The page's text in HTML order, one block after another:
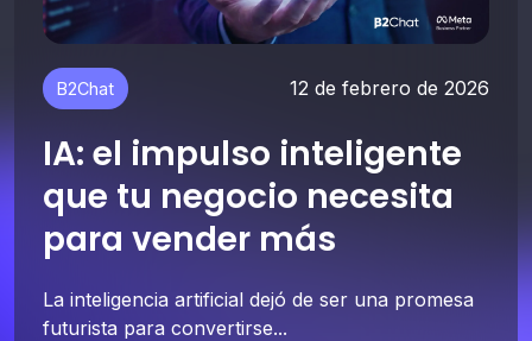
B2Chat 12 de febrero de 2026
IA: el impulso inteligente
que tu negocio necesita
para vender más
La inteligencia artificial dejó de ser una promesa
futurista para convertirse...